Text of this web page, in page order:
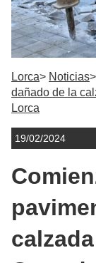
Lorca Noticias
dañado de la
Lorca
19/02/2024